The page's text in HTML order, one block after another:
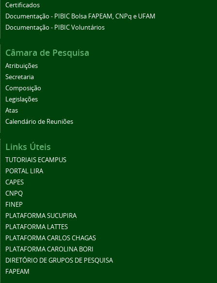
Certificados
Documentação - PIBIC Bolsa FAPEAM, CNPq e UFAM
Documentação - PIBIC Voluntários
Câmara de Pesquisa
Atribuições
Secretaria
Composição
Legislações
Atas
Calendário de Reuniões
Links Úteis
TUTORIAIS ECAMPUS
PORTAL LIRA
CAPES
CNPQ
FINEP
PLATAFORMA SUCUPIRA
PLATAFORMA LATTES
PLATAFORMA CARLOS CHAGAS
PLATAFORMA CAROLINA BORI
DIRETÓRIO DE GRUPOS DE PESQUISA
FAPEAM